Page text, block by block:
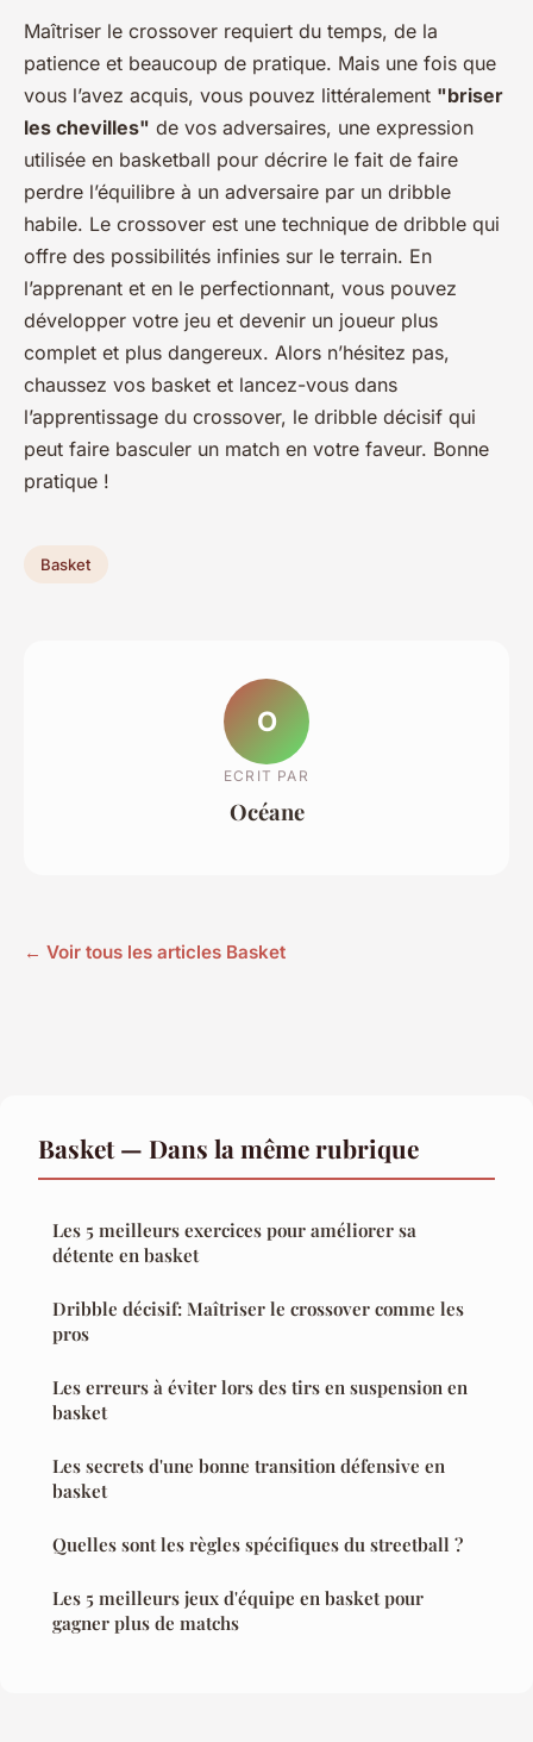
Maîtriser le crossover requiert du temps, de la
patience et beaucoup de pratique. Mais une fois que
vous l’avez acquis, vous pouvez littéralement "briser
les chevilles" de vos adversaires, une expression
utilisée en basketball pour décrire le fait de faire
perdre l’équilibre à un adversaire par un dribble
habile. Le crossover est une technique de dribble qui
offre des possibilités infinies sur le terrain. En
l’apprenant et en le perfectionnant, vous pouvez
développer votre jeu et devenir un joueur plus
complet et plus dangereux. Alors n’hésitez pas,
chaussez vos basket et lancez-vous dans
l’apprentissage du crossover, le dribble décisif qui
peut faire basculer un match en votre faveur. Bonne
pratique !
Basket
O
ECRIT PAR
Océane
← Voir tous les articles Basket
Basket — Dans la même rubrique
Les 5 meilleurs exercices pour améliorer sa
détente en basket
Dribble décisif: Maîtriser le crossover comme les
pros
Les erreurs à éviter lors des tirs en suspension en
basket
Les secrets d'une bonne transition défensive en
basket
Quelles sont les règles spécifiques du streetball ?
Les 5 meilleurs jeux d'équipe en basket pour
gagner plus de matchs